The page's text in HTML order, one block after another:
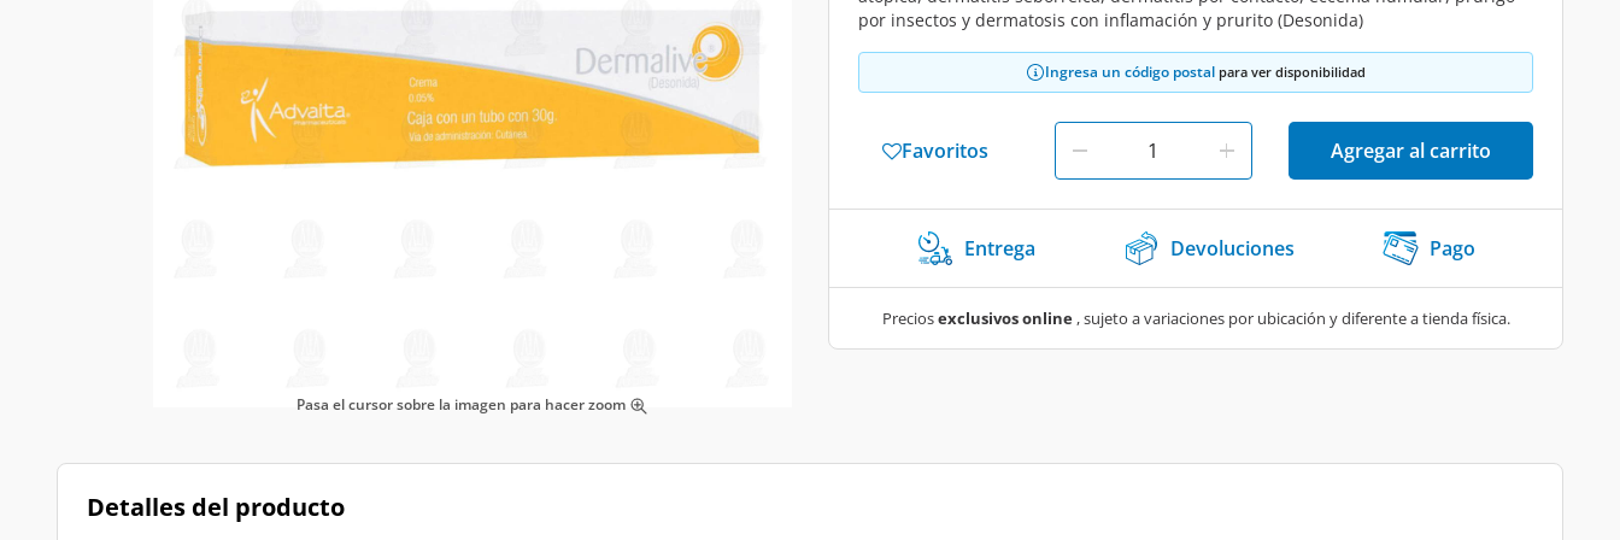
Pasa el cursor sobre la imagen para hacer zoom
por insectos y dermatosis con inflamación y prurito (Desonida)
Ingresa un código postal para ver disponibilidad
Favoritos Agregar al carrito
Entrega Devoluciones Pago
Preciosexclusivos online, sujeto a variaciones por ubicación y diferente a tienda física.
Detalles del producto